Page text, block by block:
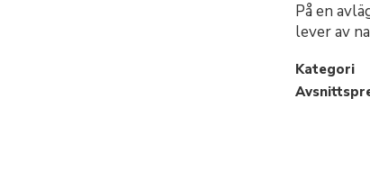
På en
lever av
Kategori